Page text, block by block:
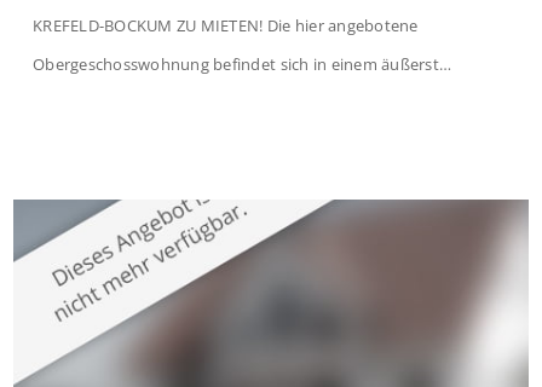
KREFELD-BOCKUM ZU MIETEN! Die hier angebotene
Obergeschosswohnung befindet sich in einem äußerst
großzügige Räume und eine hochwertige Ausstattung, die
modernen Wohnkomfort mit einem stilvollen Ambiente
verbindet. Der […]